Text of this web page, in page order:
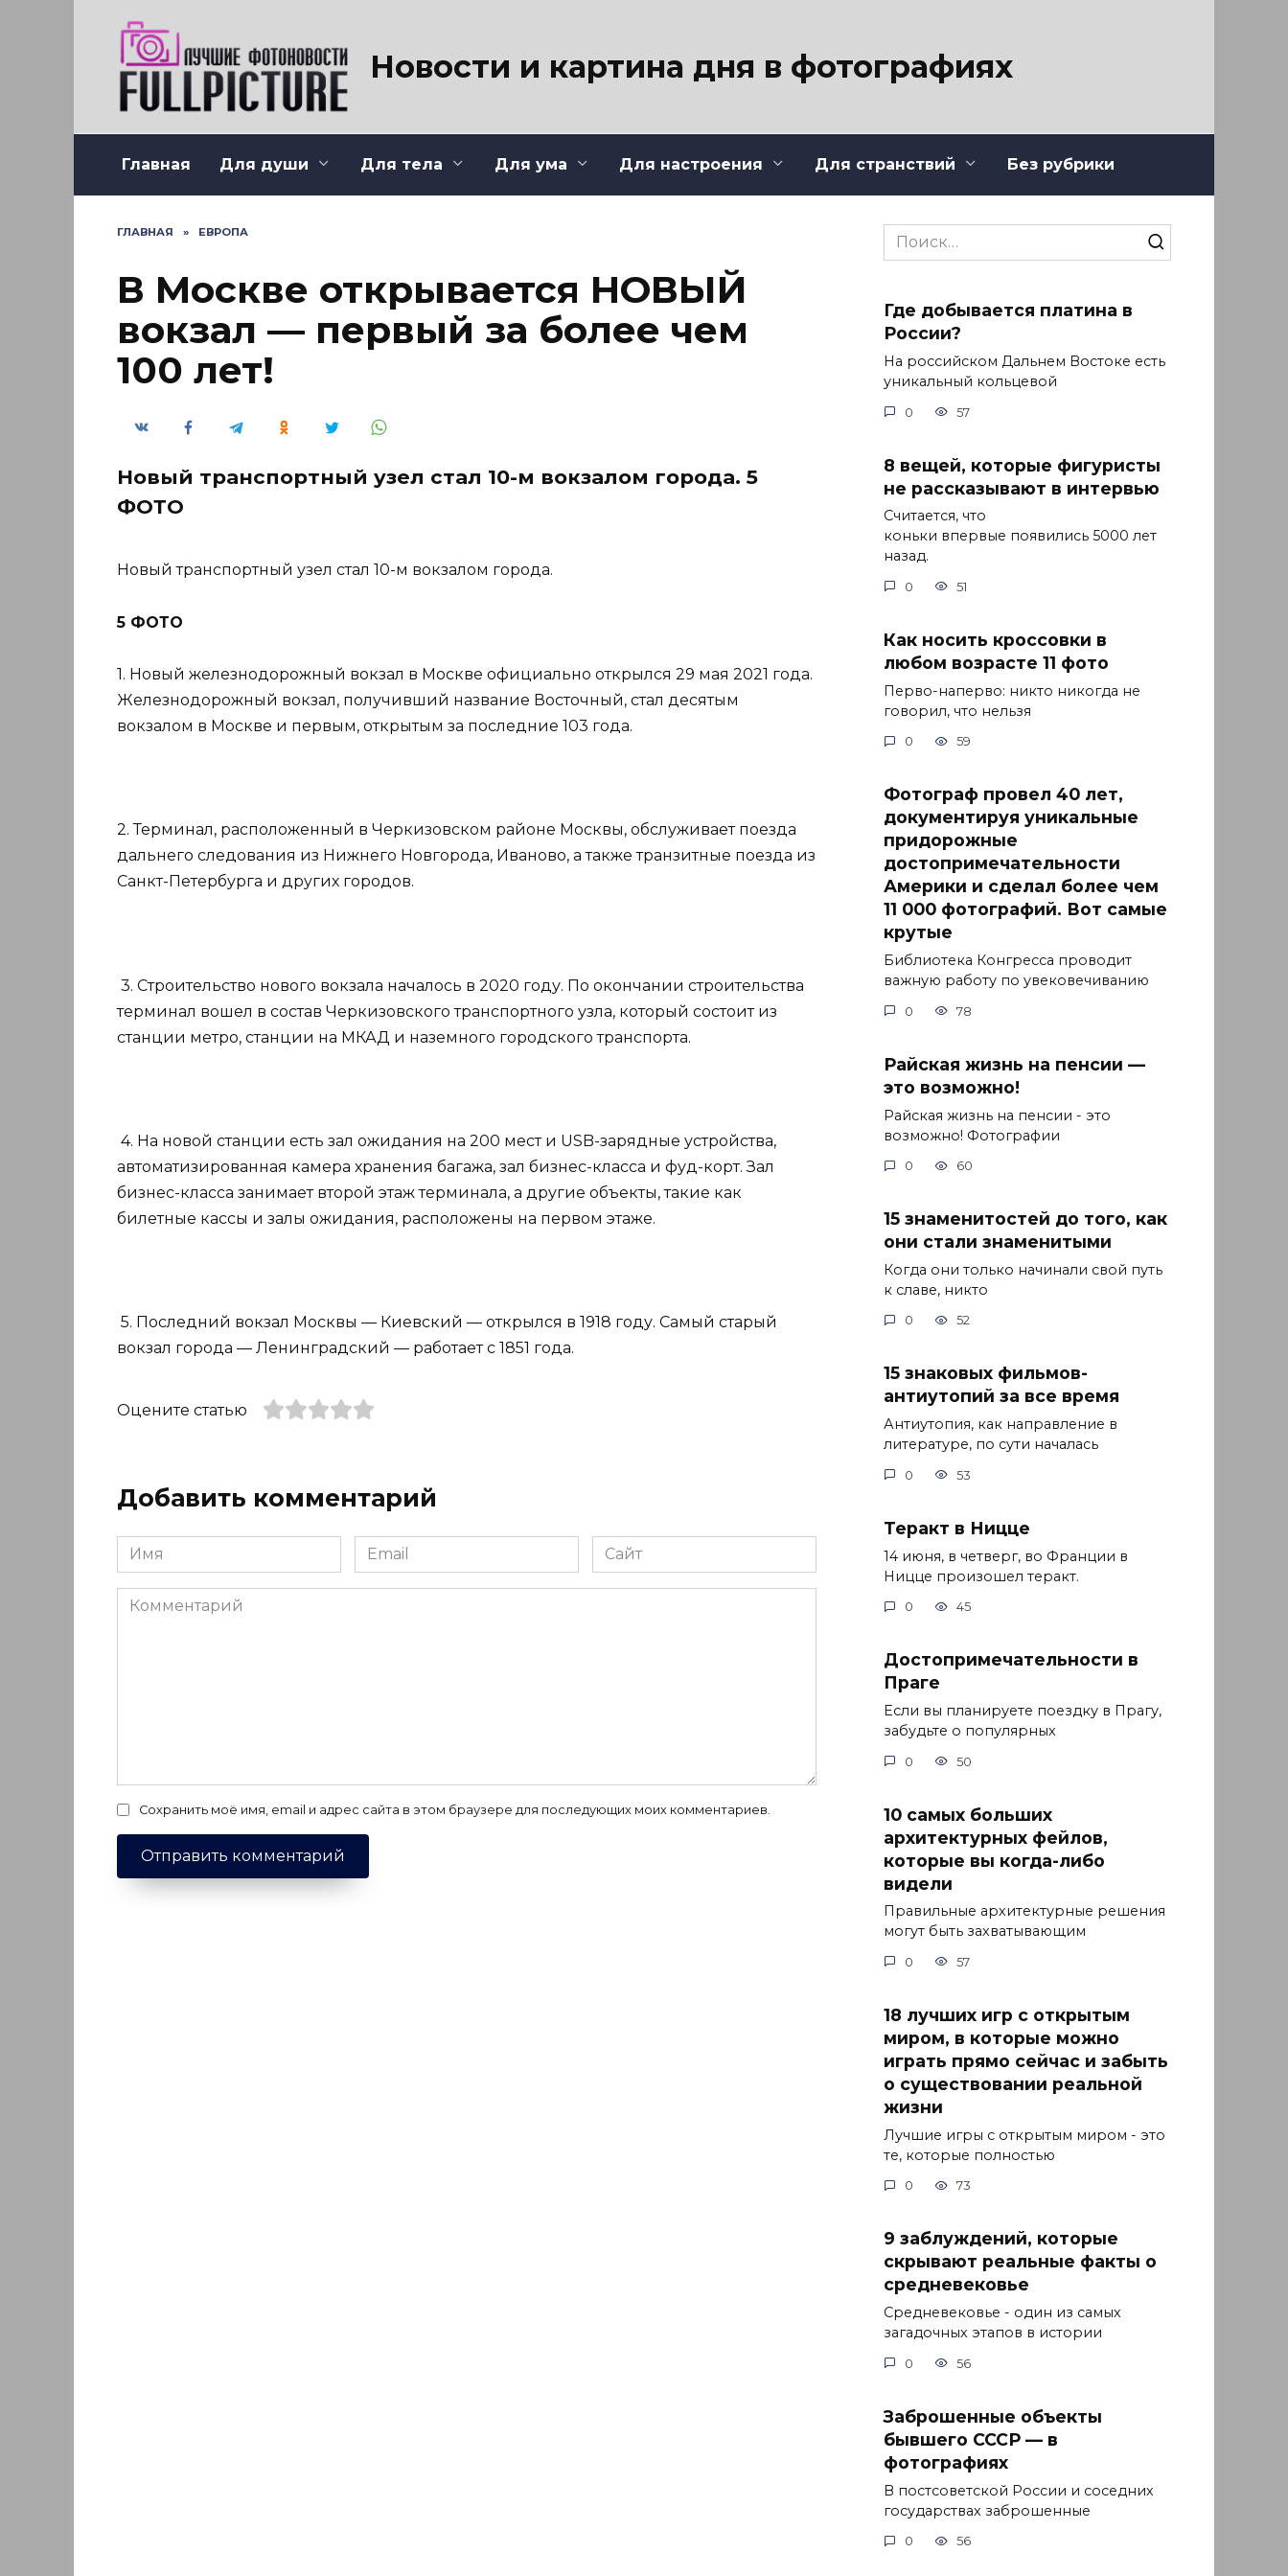
Новости и картина дня в фотографиях
Главная Для души Для тела Для ума Для настроения Для странствий Без рубрики
ГЛАВНАЯ » ЕВРОПА
В Москве открывается НОВЫЙ
вокзал — первый за более чем
100 лет!
Новый транспортный узел стал 10-м вокзалом города. 5
ФОТО
Новый транспортный узел стал 10-м вокзалом города.
5 ФОТО
1. Новый железнодорожный вокзал в Москве официально открылся 29 мая 2021 года.
Железнодорожный вокзал, получивший название Восточный, стал десятым
вокзалом в Москве и первым, открытым за последние 103 года.
2. Терминал, расположенный в Черкизовском районе Москвы, обслуживает поезда
дальнего следования из Нижнего Новгорода, Иваново, а также транзитные поезда из
Санкт-Петербурга и других городов.
3. Строительство нового вокзала началось в 2020 году. По окончании строительства
терминал вошел в состав Черкизовского транспортного узла, который состоит из
станции метро, станции на МКАД и наземного городского транспорта.
4. На новой станции есть зал ожидания на 200 мест и USB-зарядные устройства,
автоматизированная камера хранения багажа, зал бизнес-класса и фуд-корт. Зал
бизнес-класса занимает второй этаж терминала, а другие объекты, такие как
билетные кассы и залы ожидания, расположены на первом этаже.
5. Последний вокзал Москвы — Киевский — открылся в 1918 году. Самый старый
вокзал города — Ленинградский — работает с 1851 года.
Оцените статью
Добавить комментарий
Имя
*
Email
*
Сайт
Комментарий
Сохранить моё имя, email и адрес сайта в этом браузере для последующих моих комментариев.
Search
for:
Где добывается платина в
России?
На российском Дальнем Востоке есть
уникальный кольцевой
0 57
8 вещей, которые фигуристы
не рассказывают в интервью
Считается, что
коньки впервые появились 5000 лет
назад.
0 51
Как носить кроссовки в
любом возрасте 11 фото
Перво-наперво: никто никогда не
говорил, что нельзя
0 59
Фотограф провел 40 лет,
документируя уникальные
придорожные
достопримечательности
Америки и сделал более чем
11 000 фотографий. Вот самые
крутые
Библиотека Конгресса проводит
важную работу по увековечиванию
0 78
Райская жизнь на пенсии —
это возможно!
Райская жизнь на пенсии - это
возможно! Фотографии
0 60
15 знаменитостей до того, как
они стали знаменитыми
Когда они только начинали свой путь
к славе, никто
0 52
15 знаковых фильмов-
антиутопий за все время
Антиутопия, как направление в
литературе, по сути началась
0 53
Теракт в Ницце
14 июня, в четверг, во Франции в
Ницце произошел теракт.
0 45
Достопримечательности в
Праге
Если вы планируете поездку в Прагу,
забудьте о популярных
0 50
10 самых больших
архитектурных фейлов,
которые вы когда-либо
видели
Правильные архитектурные решения
могут быть захватывающим
0 57
18 лучших игр с открытым
миром, в которые можно
играть прямо сейчас и забыть
о существовании реальной
жизни
Лучшие игры с открытым миром - это
те, которые полностью
0 73
9 заблуждений, которые
скрывают реальные факты о
средневековье
Средневековье - один из самых
загадочных этапов в истории
0 56
Заброшенные объекты
бывшего СССР — в
фотографиях
В постсоветской России и соседних
государствах заброшенные
0 56